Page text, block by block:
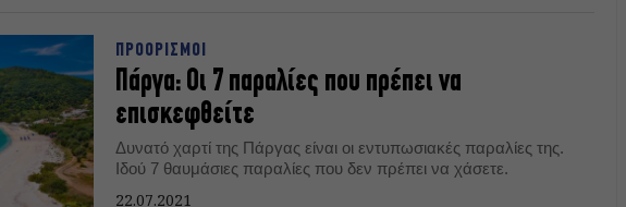
ΠΡΟΟΡΙΣΜΟΙ
Πάργα: Οι 7 παραλίες που πρέπει να
επισκεφθείτε
Δυνατό χαρτί της Πάργας είναι οι εντυπωσιακές παραλίες της.
Ιδού 7 θαυμάσιες παραλίες που δεν πρέπει να χάσετε.
22.07.2021